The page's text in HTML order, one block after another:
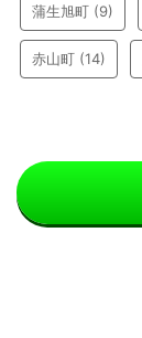
蒲生旭町 (9)
赤山町 (14)